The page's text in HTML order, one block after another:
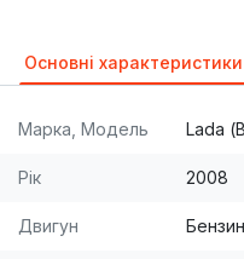
Основні характеристики
Марка, Модель Lada
Рік 2008
Двигун